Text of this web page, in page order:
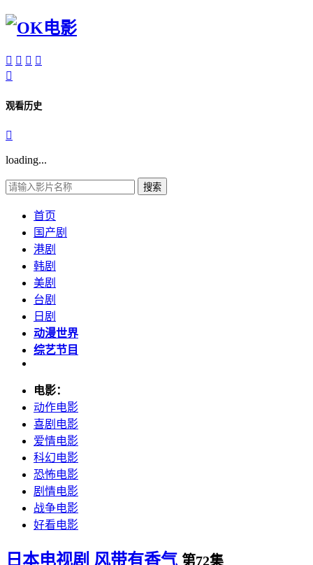
   

观看历史

loading...
搜索
首页
国产剧
港剧
韩剧
美剧
台剧
日剧
动漫世界
综艺节目
电影：
动作电影
喜剧电影
爱情电影
科幻电影
恐怖电影
剧情电影
战争电影
好看电影
日本电视剧 风带有香气 第72集